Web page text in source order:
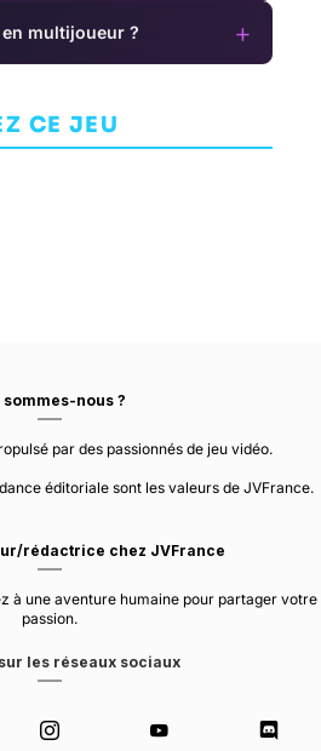
multijoueur ? +
CE JEU
BETHESDA GAME
sommes-nous ?
par des passionnés de jeu vidéo.
éditoriale sont les valeurs de JVFrance.
rédactrice chez JVFrance
à une aventure humaine pour partager votre
passion.
les réseaux sociaux